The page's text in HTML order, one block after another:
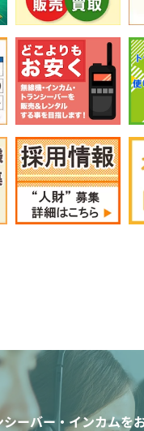
ーバー・インカムを